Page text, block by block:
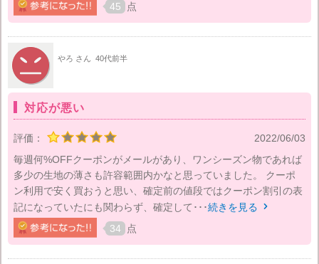
45 点
やろ さん 40代前半
対応が悪い
評価：
2022/06/03
毎週何%OFFクーポンがメールがあり、ワンシーズン物であれば
多少の生地の薄さも許容範囲内かなと思っていました。 クーポ
ン利用で安く買おうと思い、確定前の値段ではクーポン割引の表
記になっていたにも関わらず、確定して･･･続きを見る 
34 点